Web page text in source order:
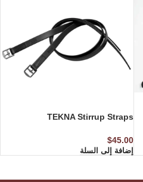
TEKNA Stirrup Straps
$45.00
إضافة إلى السلة